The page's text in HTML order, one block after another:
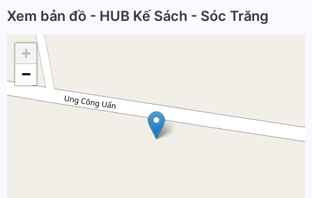
Xem bản đồ - HUB Kế Sách - Sóc Trăng
+
−